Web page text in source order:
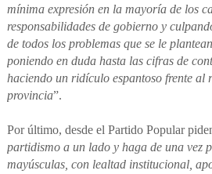
mínima expresión en la mayoría de los
responsabilidades de gobierno y
de todos los problemas que se le
poniendo en duda hasta las cifras de
haciendo un ridículo espantoso frente al
provincia”.
Por último, desde el Partido Popular
partidismo a un lado y haga de una vez
mayúsculas, con lealtad institucional,